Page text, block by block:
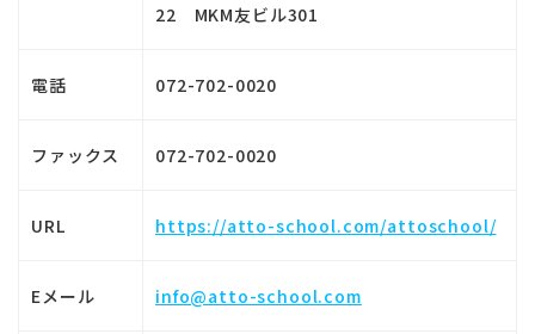
22 MKM友ビル301
電話 072-702-0020
ファックス 072-702-0020
URL https://atto-school.com/attoschool/
Eメール info@atto-school.com